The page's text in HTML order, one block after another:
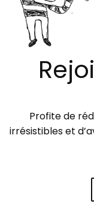
Profite de
irrésistibles et